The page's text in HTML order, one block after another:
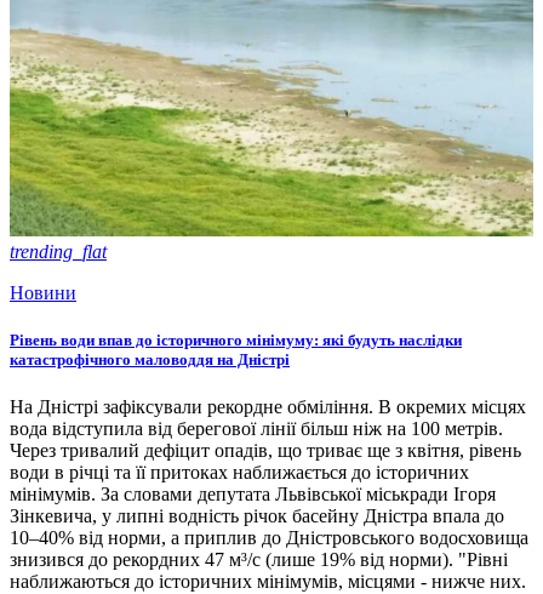
trending_flat
Новини
Рівень води впав до історичного мінімуму: які будуть наслідки
катастрофічного маловоддя на Дністрі
На Дністрі зафіксували рекордне обміління. В окремих місцях
вода відступила від берегової лінії більш ніж на 100 метрів.
Через тривалий дефіцит опадів, що триває ще з квітня, рівень
води в річці та її притоках наближається до історичних
мінімумів. За словами депутата Львівської міськради Ігоря
Зінкевича, у липні водність річок басейну Дністра впала до
10–40% від норми, а приплив до Дністровського водосховища
знизився до рекордних 47 м³/с (лише 19% від норми). "Рівні
наближаються до історичних мінімумів, місцями - нижче них.